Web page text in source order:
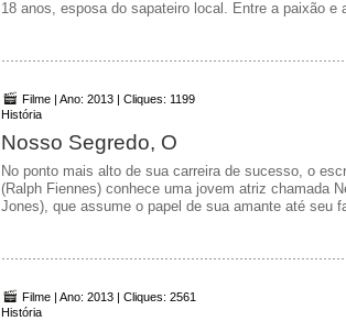
18 anos, esposa do sapateiro local. Entre a paixão e
Filme | Ano: 2013 | Cliques: 1199
História
Nosso Segredo, O
No ponto mais alto de sua carreira de sucesso, o
(Ralph Fiennes) conhece uma jovem atriz chamada
Jones), que assume o papel de sua amante até seu
Filme | Ano: 2013 | Cliques: 2561
História